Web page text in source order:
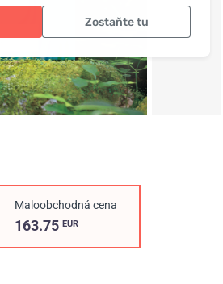
Zostaňte tu
Maloobchodná cena
163.75EUR